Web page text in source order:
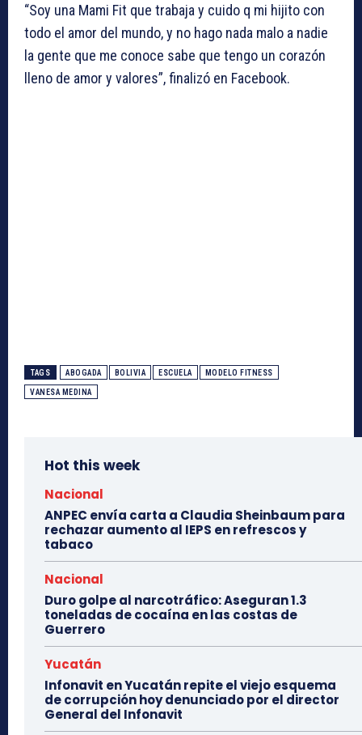
“Soy una Mami Fit que trabaja y cuido q mi hijito con
todo el amor del mundo, y no hago nada malo a nadie
la gente que me conoce sabe que tengo un corazón
lleno de amor y valores”, finalizó en Facebook.
TAGS ABOGADA BOLIVIA ESCUELA MODELO FITNESS
VANESA MEDINA
Hot this week
Nacional
ANPEC envía carta a Claudia Sheinbaum para
rechazar aumento al IEPS en refrescos y
tabaco
Nacional
Duro golpe al narcotráfico: Aseguran 1.3
toneladas de cocaína en las costas de
Guerrero
Yucatán
Infonavit en Yucatán repite el viejo esquema
de corrupción hoy denunciado por el director
General del Infonavit